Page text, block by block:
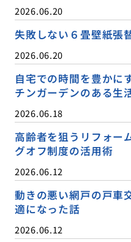
2026.06.20
失敗しない６畳壁紙張
2026.06.20
自宅での時間を豊かに
チンガーデンのある生
2026.06.18
高齢者を狙うリフォー
グオフ制度の活用術
2026.06.12
動きの悪い網戸の戸車
適になった話
2026.06.12